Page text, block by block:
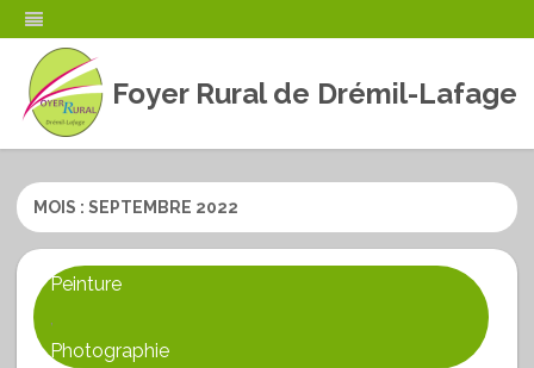
Foyer Rural de Drémil-Lafage
Skip
content
MOIS : SEPTEMBRE 2022
Peinture
Photographie